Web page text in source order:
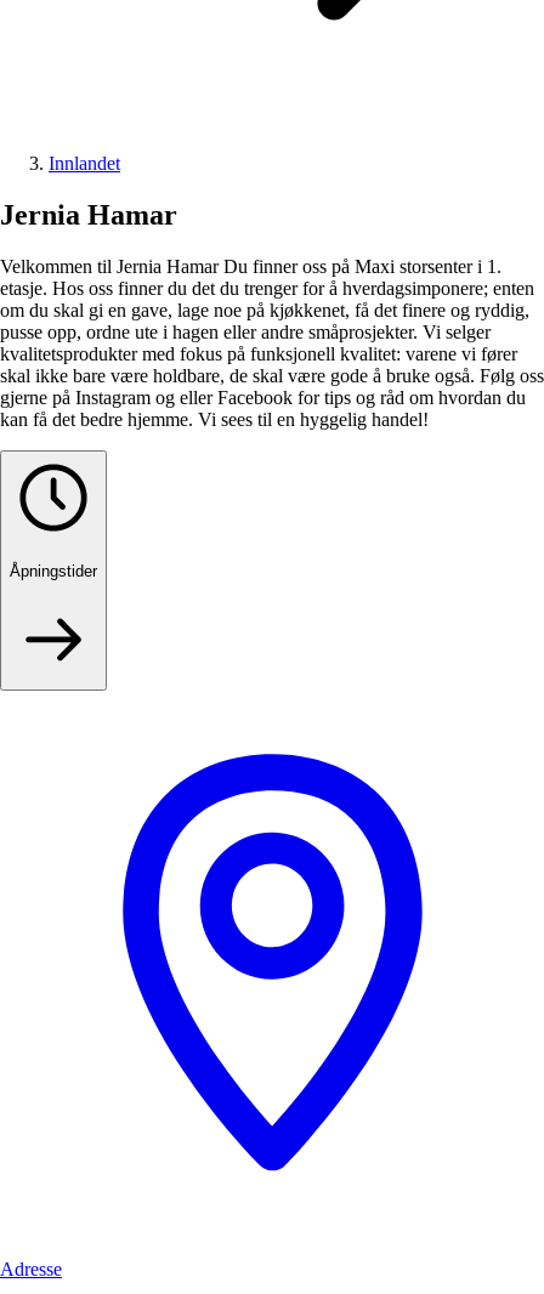
Innlandet
Jernia Hamar
Velkommen til Jernia Hamar Du finner oss på Maxi storsenter i 1.
etasje. Hos oss finner du det du trenger for å hverdagsimponere; enten
om du skal gi en gave, lage noe på kjøkkenet, få det finere og ryddig,
pusse opp, ordne ute i hagen eller andre småprosjekter. Vi selger
kvalitetsprodukter med fokus på funksjonell kvalitet: varene vi fører
skal ikke bare være holdbare, de skal være gode å bruke også. Følg oss
gjerne på Instagram og eller Facebook for tips og råd om hvordan du
kan få det bedre hjemme. Vi sees til en hyggelig handel!
Åpningstider
Adresse